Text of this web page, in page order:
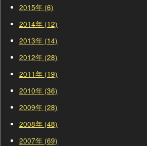
2015年 (6)
2014年 (12)
2013年 (14)
2012年 (28)
2011年 (19)
2010年 (36)
2009年 (28)
2008年 (48)
2007年 (69)